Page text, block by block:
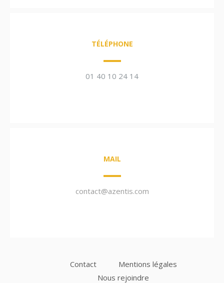
TÉLÉPHONE
01 40 10 24 14
MAIL
contact@azentis.com
Contact
Mentions légales
Nous rejoindre